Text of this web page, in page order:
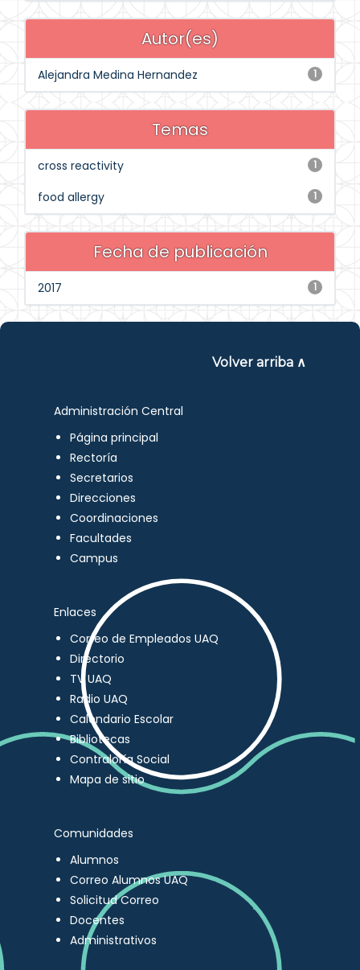
Autor(es)
1
Alejandra Medina Hernandez
Temas
1
cross reactivity
1
food allergy
Fecha de publicación
1
2017
Volver arriba ∧
Administración Central
Página principal
Rectoría
Secretarios
Direcciones
Coordinaciones
Facultades
Campus
Enlaces
Correo de Empleados UAQ
Directorio
TV UAQ
Radio UAQ
Calendario Escolar
Bibliotecas
Contraloría Social
Mapa de sitio
Comunidades
Alumnos
Correo Alumnos UAQ
Solicitud Correo
Docentes
Administrativos